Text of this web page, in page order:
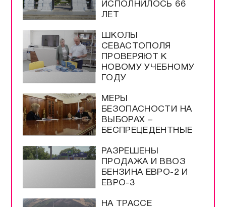
ИСПОЛНИЛОСЬ 66
ЛЕТ
ШКОЛЫ
СЕВАСТОПОЛЯ
ПРОВЕРЯЮТ К
НОВОМУ УЧЕБНОМУ
ГОДУ
МЕРЫ
БЕЗОПАСНОСТИ НА
ВЫБОРАХ –
БЕСПРЕЦЕДЕНТНЫЕ
РАЗРЕШЕНЫ
ПРОДАЖА И ВВОЗ
БЕНЗИНА ЕВРО-2 И
ЕВРО-3
НА ТРАССЕ